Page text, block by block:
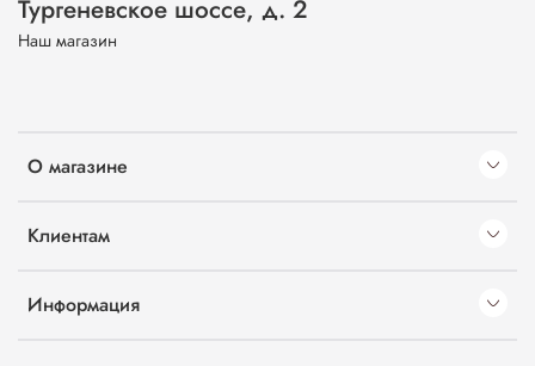
О магазине
Клиентам
Информация
Тургеневское шоссе, д. 2
Наш магазин